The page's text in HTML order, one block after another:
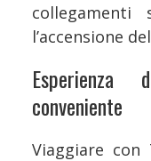
l’accensione
conveniente
Viaggiare